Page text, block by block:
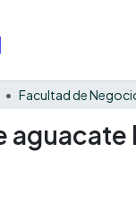
aguacate